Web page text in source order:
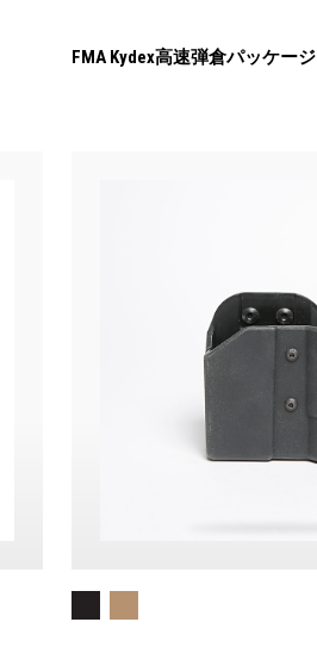
FMA Kydex高速弾倉パッケージ